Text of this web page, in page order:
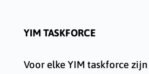
YIM TASKFORCE
Voor elke YIM taskforce